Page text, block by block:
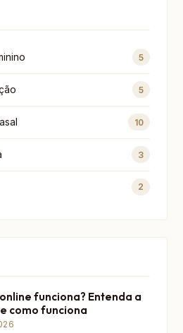
5
5
10
3
2
funciona? Entenda a
como funciona